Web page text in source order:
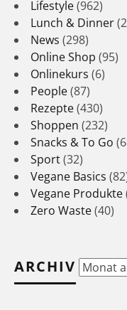
Lifestyle(962)
Lunch & Dinner
News (298)
Online Shop (95)
Onlinekurs (6)
People(87)
Rezepte(430)
Shoppen (232)
Snacks & To Go
Sport(32)
Vegane Basics
Vegane Produkte
Zero Waste(40)
ARCHIV Archiv